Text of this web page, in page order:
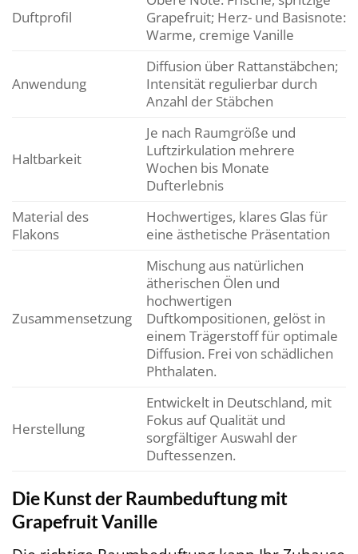
Duftprofil
Grapefruit; Herz- und Basisnote:
Warme, cremige Vanille
Anwendung
Diffusion über Rattanstäbchen;
Intensität regulierbar durch
Anzahl der Stäbchen
Haltbarkeit
Je nach Raumgröße und
Luftzirkulation mehrere
Wochen bis Monate
Dufterlebnis
Material des
Flakons
Hochwertiges, klares Glas für
eine ästhetische Präsentation
Zusammensetzung
Mischung aus natürlichen
ätherischen Ölen und
hochwertigen
Duftkompositionen, gelöst in
einem Trägerstoff für optimale
Diffusion. Frei von schädlichen
Phthalaten.
Herstellung
Entwickelt in Deutschland, mit
Fokus auf Qualität und
sorgfältiger Auswahl der
Duftessenzen.
Die Kunst der Raumbeduftung mit
Grapefruit Vanille